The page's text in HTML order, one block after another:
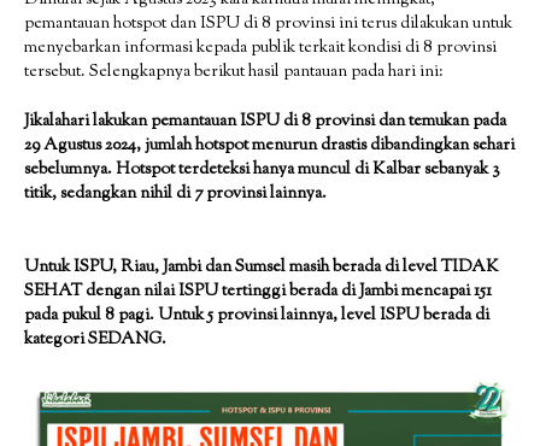
pemantauan hotspot dan ISPU di 8 provinsi ini terus dilakukan untuk
menyebarkan informasi kepada publik terkait kondisi di 8 provinsi
tersebut. Selengkapnya berikut hasil pantauan pada hari ini:
Jikalahari lakukan pemantauan ISPU di 8 provinsi dan temukan pada
29 Agustus 2024, jumlah hotspot menurun drastis dibandingkan sehari
sebelumnya. Hotspot terdeteksi hanya muncul di Kalbar sebanyak 3
titik, sedangkan nihil di 7 provinsi lainnya.
Untuk ISPU, Riau, Jambi dan Sumsel masih berada di level TIDAK
SEHAT dengan nilai ISPU tertinggi berada di Jambi mencapai 151
pada pukul 8 pagi. Untuk 5 provinsi lainnya, level ISPU berada di
kategori SEDANG.